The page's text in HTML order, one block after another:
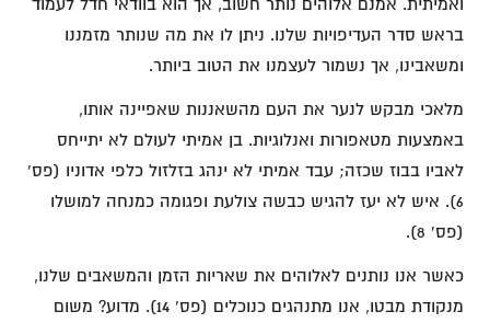
ואמיתית. אמנם אלוהים נותר חשוב, אך הוא בוודאי חדל לעמוד
בראש סדר העדיפויות שלנו. ניתן לו את מה שנותר מזמננו
ומשאבינו, אך נשמור לעצמנו את הטוב ביותר.
מלאכי מבקש לנער את העם מהשאננות שאפיינה אותו,
באמצעות מטאפורות ואנלוגיות. בן אמיתי לעולם לא יתייחס
לאביו בבוז שכזה; עבד אמיתי לא ינהג בזלזול כלפי אדוניו (פס'
6). איש לא יעז להגיש כבשה צולעת ופגומה כמנחה למושלו
(פס' 8).
כאשר אנו נותנים לאלוהים את שאריות הזמן והמשאבים שלנו,
מנקודת מבטו, אנו מתנהגים כנוכלים (פס' 14). מדוע? משום